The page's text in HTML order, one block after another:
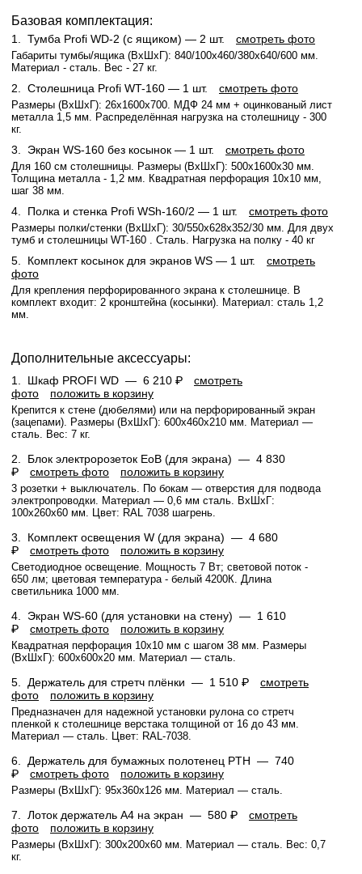
Базовая комплектация:
1. Тумба Profi WD-2 (с ящиком) — 2 шт. смотреть фото
Габариты тумбы/ящика (ВхШхГ): 840/100x460/380x640/600 мм.
Материал - сталь. Вес - 27 кг.
2. Столешница Profi WT-160 — 1 шт. смотреть фото
Размеры (ВхШхГ): 26x1600x700. МДФ 24 мм + оцинкованый лист
металла 1,5 мм. Распределённая нагрузка на столешницу - 300
кг.
3. Экран WS-160 без косынок — 1 шт. смотреть фото
Для 160 см столешницы. Размеры (ВхШхГ): 500x1600x30 мм.
Толщина металла - 1,2 мм. Квадратная перфорация 10х10 мм,
шаг 38 мм.
4. Полка и стенка Profi WSh-160/2 — 1 шт. смотреть фото
Размеры полки/стенки (ВхШхГ): 30/550x628x352/30 мм. Для двух
тумб и столешницы WT-160 . Сталь. Нагрузка на полку - 40 кг
5. Комплект косынок для экранов WS — 1 шт.
смотреть
фото
Для крепления перфорированного экрана к столешнице. В
комплект входит: 2 кронштейна (косынки). Материал: сталь 1,2
мм.
Дополнительные аксессуары:
1. Шкаф PROFI WD — 6 210 ₽
смотреть
фото
положить в корзину
Крепится к стене (дюбелями) или на перфорированный экран
(зацепами). Размеры (ВхШхГ): 600x460x210 мм. Материал —
сталь. Вес: 7 кг.
2. Блок электророзеток EoB (для экрана) — 4 830
₽
смотреть фото положить в корзину
3 розетки + выключатель. По бокам — отверстия для подвода
электропроводки. Материал — 0,6 мм сталь. ВхШхГ:
100х260х60 мм. Цвет: RAL 7038 шагрень.
3. Комплект освещения W (для экрана) — 4 680
₽
смотреть фото положить в корзину
Светодиодное освещение. Мощность 7 Вт; световой поток -
650 лм; цветовая температура - белый 4200К. Длина
светильника 1000 мм.
4. Экран WS-60 (для установки на стену) — 1 610
₽
смотреть фото положить в корзину
Квадратная перфорация 10х10 мм с шагом 38 мм. Размеры
(ВхШхГ): 600x600x20 мм. Материал — сталь.
5. Держатель для стретч плёнки — 1 510 ₽
смотреть
фото
положить в корзину
Предназначен для надежной установки рулона со стретч
пленкой к столешнице верстака толщиной от 16 до 43 мм.
Материал — сталь. Цвет: RAL-7038.
6. Держатель для бумажных полотенец PTH — 740
₽
смотреть фото положить в корзину
Размеры (ВхШхГ): 95x360x126 мм. Материал — сталь.
7. Лоток держатель А4 на экран — 580 ₽
смотреть
фото
положить в корзину
Размеры (ВхШхГ): 300x200x60 мм. Материал — сталь. Вес: 0,7
кг.